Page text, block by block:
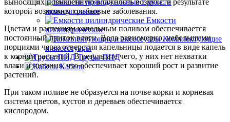
Емкости
прямоугольные
Емкости
цилиндрические
Комплектующие
и аксессуары
Трубы ПНД
Кабель
которой возможны грибковые заболевания.
Цветам и растениям капельным поливом обеспечивается
постоянный приток влаги. Вода равномерно, небольшими
порциями через отверстия капельницы подается в виде капель
к корням растений. В результате чего, у них нет нехватки
влаги и питания, что обеспечивает хороший рост и развитие
растений.
При таком поливе не образуется на почве корки и корневая
система цветов, кустов и деревьев обеспечивается
кислородом.